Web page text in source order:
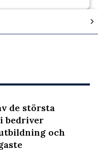
de största
bedriver
och